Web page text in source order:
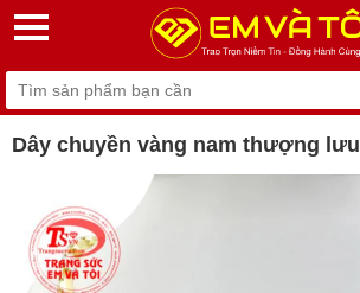
Dây chuyền vàng nam thượng lưu